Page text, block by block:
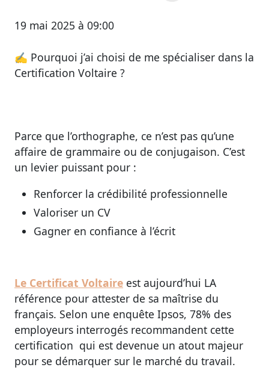
19 mai 2025 à 09:00
✍️ Pourquoi j’ai choisi de me spécialiser dans la
Certification Voltaire ?
Parce que l’orthographe, ce n’est pas qu’une
affaire de grammaire ou de conjugaison. C’est
un levier puissant pour :
Renforcer la crédibilité professionnelle
Valoriser un CV
Gagner en confiance à l’écrit
Le Certificat Voltaire est aujourd’hui LA
référence pour attester de sa maîtrise du
français. Selon une enquête Ipsos, 78% des
employeurs interrogés recommandent cette
certification qui est devenue un atout majeur
pour se démarquer sur le marché du travail.